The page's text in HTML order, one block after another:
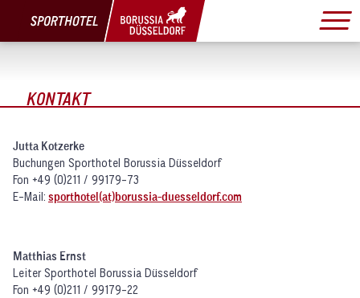
KONTAKT
Jutta Kotzerke
Buchungen Sporthotel Borussia Düsseldorf
Fon +49 (0)211 / 99179-73
E-Mail: sporthotel(at)borussia-duesseldorf.com
Matthias Ernst
Leiter Sporthotel Borussia Düsseldorf
Fon +49 (0)211 / 99179-22